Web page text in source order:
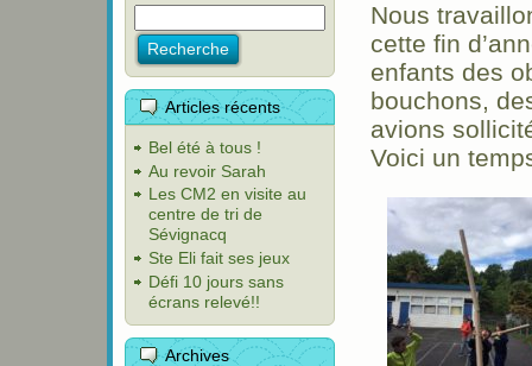
Articles récents
Bel été à tous !
Au revoir Sarah
Les CM2 en visite au
centre de tri de
Sévignacq
Ste Eli fait ses jeux
Défi 10 jours sans
écrans relevé!!
Archives
Nous
cette fin
enfants des
bouchons,
avions
Voici un